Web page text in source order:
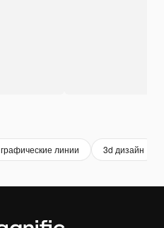
графические линии 3d дизайн